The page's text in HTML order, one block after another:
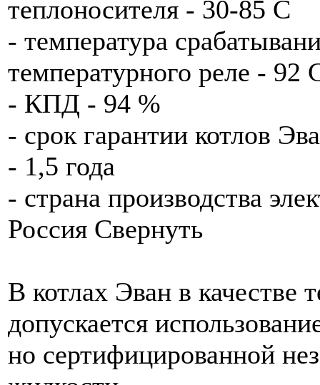
теплоносителя - 30-85 С
- температура
температурного реле - 92
- КПД - 94 %
- срок гарантии котлов
- 1,5 года
- страна производства
Россия Свернуть
В котлах Эван в качестве
допускается
но сертифицированной